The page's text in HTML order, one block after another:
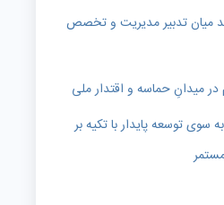
میان تدبیر مدیریت و تخصص
در میدانِ حماسه و اقتدار ملی
سوی توسعه پایدار با تکیه بر